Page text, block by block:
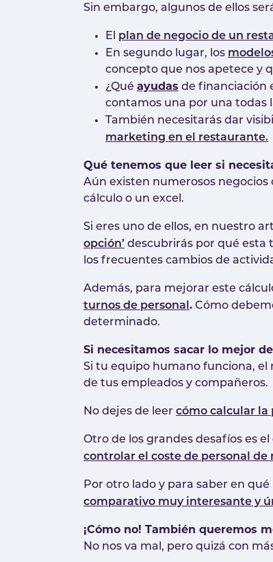
Sin embargo, algunos de ellos
El plan de negocio de un
En segundo lugar, los
concepto que nos apetece y
¿Qué ayudas de financiación
contamos una por una todas
También necesitarás dar
marketing en el restaurante.
Qué tenemos que leer si
Aún existen numerosos
cálculo o un excel.
Si eres uno de ellos, en nuestro
opción’ descubrirás por qué esta
los frecuentes cambios de
Además, para mejorar este
turnos de personal . Cómo
determinado.
Si necesitamos sacar lo mejor
Si tu equipo humano funciona, el
de tus empleados y compañeros.
No dejes de leer cómo calcular
Otro de los grandes desafíos es el
controlar el coste de personal de
Por otro lado y para saber en
comparativo muy interesante y
¡Cómo no! También queremos
No nos va mal, pero quizá con